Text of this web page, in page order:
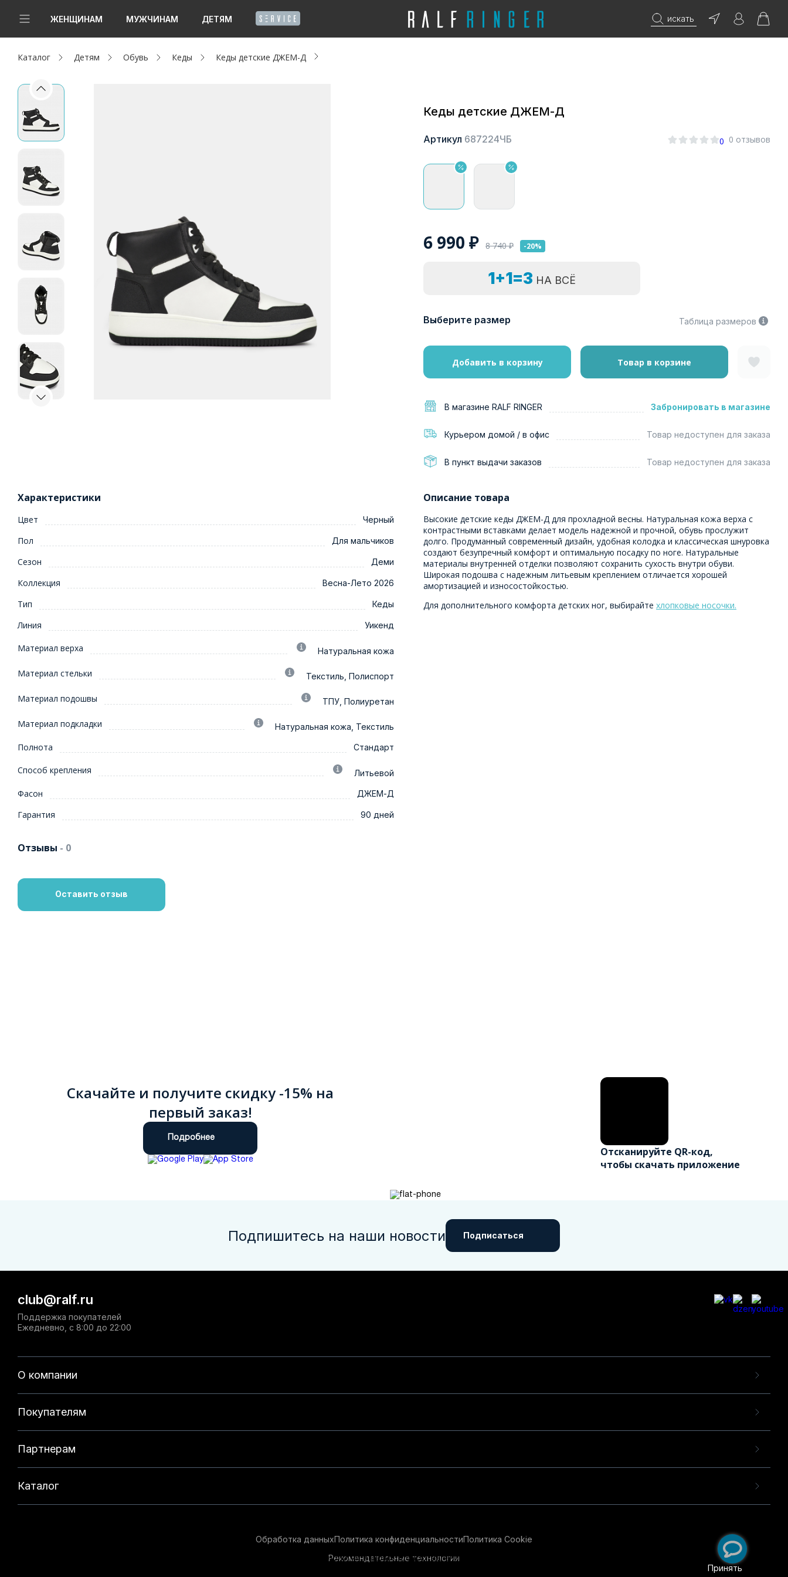
ЖЕНЩИНАМ МУЖЧИНАМ ДЕТЯМ искать
Новинки
Женщинам
Мужчинам
Капсула
Акции / Новости
Адреса магазинов
Каталог Детям Обувь Кеды Кеды детские ДЖЕМ-Д
Кеды детские ДЖЕМ-Д
Артикул 687224ЧБ 0 0 отзывов
6 990 ₽ 8 740₽ -20%
1+1=3 НА ВСЁ
Выберите размер Таблица размеров
Добавить в корзину Товар в корзине
В магазине RALF RINGER Забронировать в магазине
Курьером домой / в офис Товар недоступен для заказа
В пункт выдачи заказов Товар недоступен для заказа
Характеристики
Цвет Черный
Пол Для мальчиков
Сезон Деми
Коллекция Весна-Лето 2026
Тип Кеды
Линия Уикенд
Материал верха Натуральная кожа
Материал стельки Текстиль, Полиспорт
Материал подошвы ТПУ, Полиуретан
Материал подкладки Натуральная кожа, Текстиль
Полнота Стандарт
Способ крепления Литьевой
Фасон ДЖЕМ-Д
Гарантия 90 дней
Описание товара
Высокие детские кеды ДЖЕМ-Д для прохладной весны. Натуральная кожа верха с
контрастными вставками делает модель надежной и прочной, обувь прослужит
долго. Продуманный современный дизайн, удобная колодка и классическая шнуровка
создают безупречный комфорт и оптимальную посадку по ноге. Натуральные
материалы внутренней отделки позволяют сохранить сухость внутри обуви.
Широкая подошва с надежным литьевым креплением отличается хорошей
амортизацией и износостойкостью.
Для дополнительного комфорта детских ног, выбирайте хлопковые носочки.
Отзывы - 0
Оставить отзыв
Скачайте и получите скидку -15% на
первый заказ!
Подробнее
Отсканируйте QR-код,
чтобы скачать приложение
Подпишитесь на наши новости Подписаться
О компании
Покупателям
Партнерам
Каталог
club@ralf.ru
Поддержка покупателей
Ежедневно, с 8:00 до 22:00
Обработка данныхПолитика конфиденциальностиПолитика Cookie
Рекомендательные технологии
Данный веб-сайт использует cookie-файлы и рекомендательные технологии в целях предоставления вам лучшего пользовательского опыта
Принять